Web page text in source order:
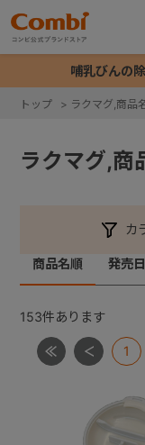
哺乳びんの
トップ > ラクマグ,商品
ラクマグ,商
カ
商品名順 発売
153件あります
1